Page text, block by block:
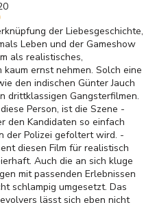
der Liebesgeschichte,
Leben und der Gameshow
als realistisches,
ernst nehmen. Solch eine
den indischen Günter Jauch
drittklassigen Gangsterfilmen.
Person, ist die Szene -
den Kandidaten so einfach
der Polizei gefoltert wird. -
diesen Film für realistisch
Auch die an sich kluge
mit passenden Erlebnissen
schlampig umgesetzt. Das
lässt sich eben nicht